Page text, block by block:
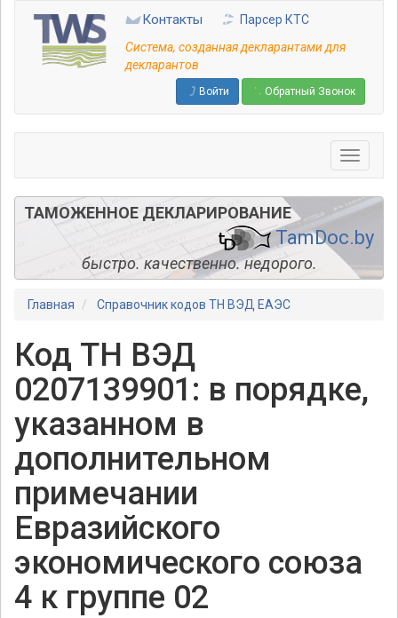
основному
содержанию
Контакты
Парсер КТС
Система, созданная декларантами для
декларантов
Войти Обратный Звонок
ТАМОЖЕННОЕ ДЕКЛАРИРОВАНИЕ
TamDoc.by
быстро. качественно. недорого.
Главная Справочник кодов ТН ВЭД ЕАЭС
Код ТН ВЭД
0207139901: в порядке,
указанном в
дополнительном
примечании
Евразийского
экономического союза
4 к группе 02